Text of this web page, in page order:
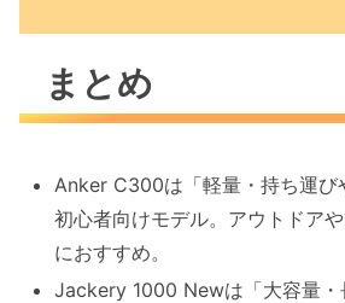
まとめ
Anker C300は「軽量・持ち運び
初心者向けモデル。 アウトドア
におすすめ。
Jackery 1000 Newは「大容量・